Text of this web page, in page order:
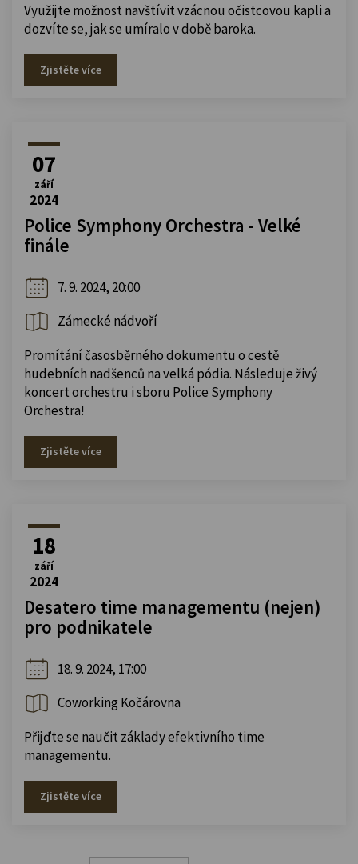
Využijte možnost navštívit vzácnou očistcovou kapli a
dozvíte se, jak se umíralo v době baroka.
Zjistěte více
07
září
2024
Police Symphony Orchestra - Velké
finále
7. 9. 2024, 20:00
Zámecké nádvoří
Promítání časosběrného dokumentu o cestě
hudebních nadšenců na velká pódia. Následuje živý
koncert orchestru i sboru Police Symphony
Orchestra!
Zjistěte více
18
září
2024
Desatero time managementu (nejen)
pro podnikatele
18. 9. 2024, 17:00
Coworking Kočárovna
Přijďte se naučit základy efektivního time
managementu.
Zjistěte více